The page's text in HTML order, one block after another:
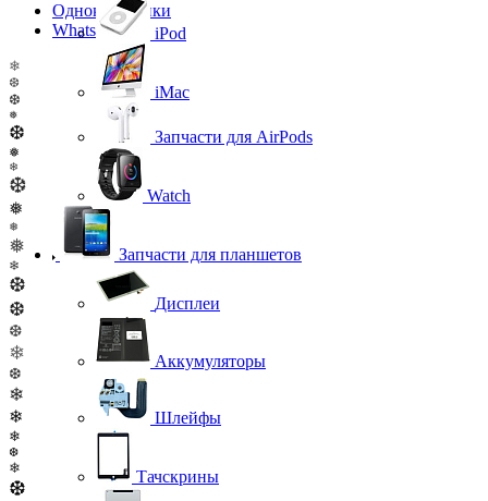
Одноклассники
WhatsApp
❄
❆
❆
❅
❆
❅
❄
❆
❅
❅
❅
❄
❆
❆
❆
❄
❆
❄
❄
❄
❆
❄
❆
iPod
iMac
Запчасти для AirPods
Watch
Запчасти для планшетов
Дисплеи
Аккумуляторы
Шлейфы
Тачскрины